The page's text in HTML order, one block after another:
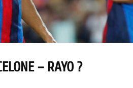
– RAYO ?